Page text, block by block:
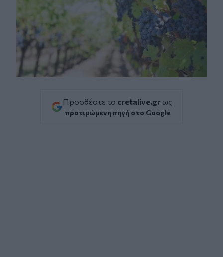
Προσθέστε το cretalive.gr ως
προτιμώμενη πηγή στο Google